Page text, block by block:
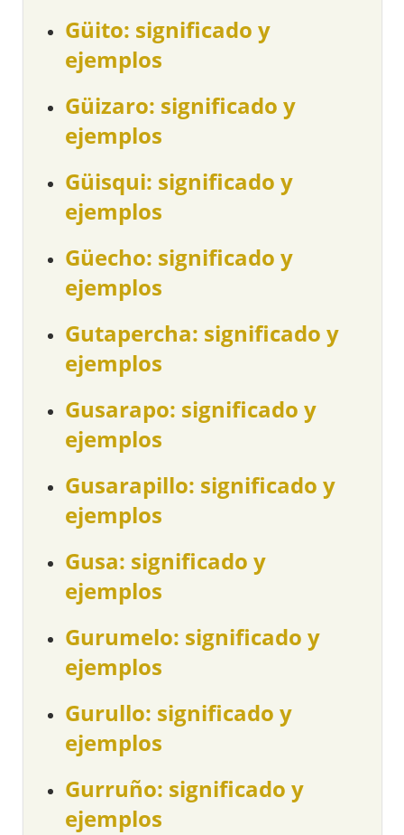
Güito: significado y
ejemplos
Güizaro: significado y
ejemplos
Güisqui: significado y
ejemplos
Güecho: significado y
ejemplos
Gutapercha: significado y
ejemplos
Gusarapo: significado y
ejemplos
Gusarapillo: significado y
ejemplos
Gusa: significado y
ejemplos
Gurumelo: significado y
ejemplos
Gurullo: significado y
ejemplos
Gurruño: significado y
ejemplos